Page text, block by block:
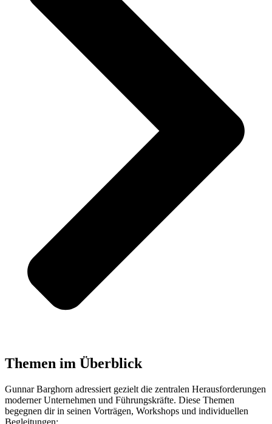
Themen im Überblick
Gunnar Barghorn adressiert gezielt die zentralen Herausforderungen
moderner Unternehmen und Führungskräfte. Diese Themen
begegnen dir in seinen Vorträgen, Workshops und individuellen
Begleitungen: